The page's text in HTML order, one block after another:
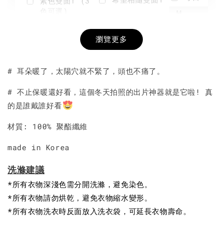
+NT$ 190
-
瀏覽更多
# 耳朵暖了，太陽穴就不緊了，頭也不痛了。
# 不止保暖還好看，這個冬天拍照的出片神器就是它啦! 真
的是誰戴誰好看
材質: 100% 聚酯纖維
made in Korea
洗滌建議
*所有衣物深淺色需分開洗滌，避免染色。
*所有衣物請勿烘乾，避免衣物縮水變形。
*所有衣物洗衣時反面放入洗衣袋，可延長衣物壽命。